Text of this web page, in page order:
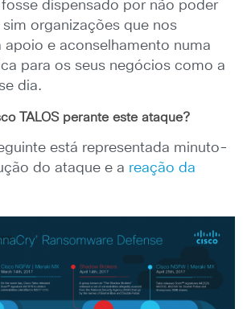
dispensado por não poder
organizações que nos
apoio e aconselhamento numa
para os seus negócios como a
dia.
TALOS perante este ataque?
está representada minuto-
do ataque e a reação da